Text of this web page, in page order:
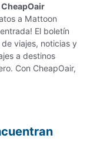
a Mattoon
El boletín
viajes, noticias y
a destinos
Con CheapOair,